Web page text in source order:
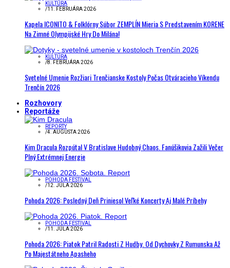
KULTÚRA
/11. FEBRUÁRA 2026
Kapela ICONITO & Folklórny Súbor ZEMPLÍN Mieria S Predstavením KORENE
Na Zimné Olympijské Hry Do Milána!
KULTÚRA
/8. FEBRUÁRA 2026
Svetelné Umenie Rozžiari Trenčianske Kostoly Počas Otváracieho Víkendu
Trenčín 2026
Rozhovory
Reportáže
REPORTY
/4. AUGUSTA 2026
Kim Dracula Rozpútal V Bratislave Hudobný Chaos. Fanúšikovia Zažili Večer
Plný Extrémnej Energie
POHODA FESTIVAL
/12. JÚLA 2026
Pohoda 2026: Posledný Deň Priniesol Veľké Koncerty Aj Malé Príbehy
POHODA FESTIVAL
/11. JÚLA 2026
Pohoda 2026: Piatok Patril Radosti Z Hudby. Od Dychovky Z Rumunska Až
Po Majestátneho Apasheho